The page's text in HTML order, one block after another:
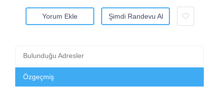
Yorum Ekle Şimdi Randevu Al
Bulunduğu Adresler
Özgeçmiş